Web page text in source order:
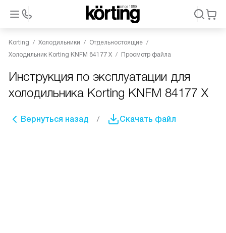
Korting Холодильники
Отдельностоящие
Холодильник Korting KNFM 84177 X
Просмотр файла
Инструкция по эксплуатации для
холодильника Korting KNFM 84177 X
Вернуться назад Скачать файл